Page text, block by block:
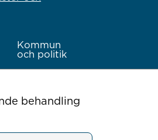
Kommun
och politik
behandling